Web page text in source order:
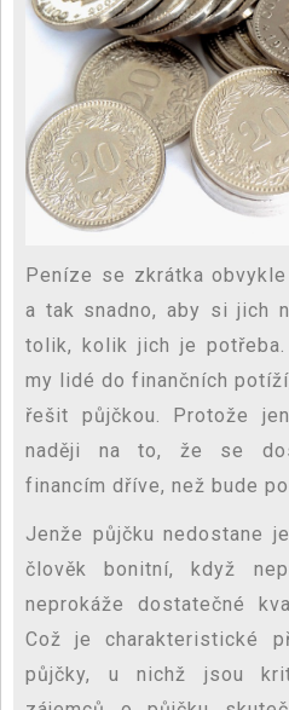
Peníze se zkrátka
a tak snadno, aby si jich
tolik, kolik jich je
my lidé do finančních
řešit půjčkou. Protože
naději na to, že se
financím dříve, než bude
Jenže půjčku nedostane
člověk bonitní, když
neprokáže dostatečné
Což je charakteristické
půjčky, u nichž jsou